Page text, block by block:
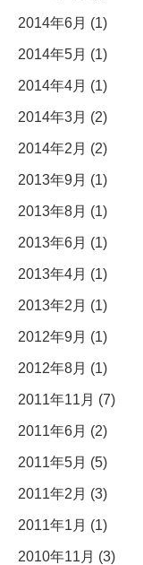
2014年6月 (1)
2014年5月 (1)
2014年4月 (1)
2014年3月 (2)
2014年2月 (2)
2013年9月 (1)
2013年8月 (1)
2013年6月 (1)
2013年4月 (1)
2013年2月 (1)
2012年9月 (1)
2012年8月 (1)
2011年11月 (7)
2011年6月 (2)
2011年5月 (5)
2011年2月 (3)
2011年1月 (1)
2010年11月 (3)